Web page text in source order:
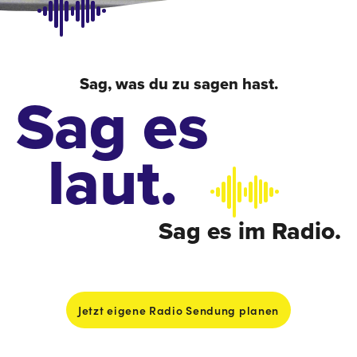
absenden
Sag, was du zu sagen hast.
Sag es
laut.
Sag es im Radio.
Jetzt eigene Radio Sendung planen